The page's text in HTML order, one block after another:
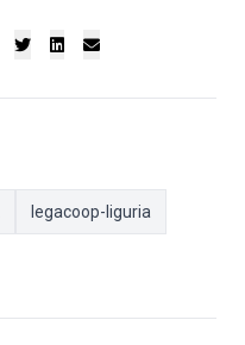
legacoop-liguria